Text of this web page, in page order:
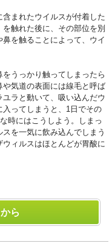
まれたウイルスが付着した
触れた後に、その部位を別
を触ることによって、ウイ
うっかり触ってしまったら
気道の表面には線毛と呼ば
ラと動いて、吸い込んだウ
ってしまうと、1日でその
時にはこうしよう。しまっ
を一気に飲み込んでしまう
ィルスはほとんどが胃酸に
ら